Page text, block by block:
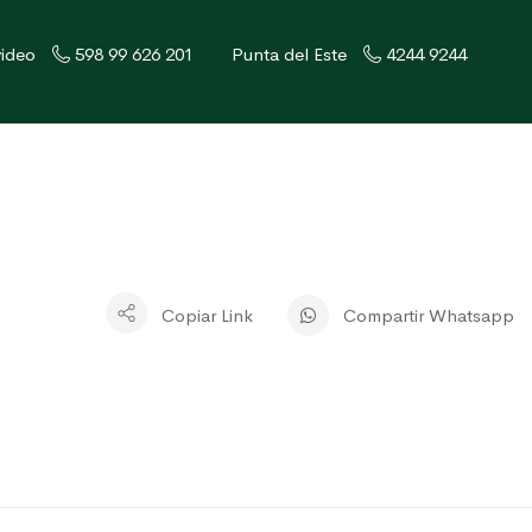
598 99 626 201 Punta del Este 4244 9244
Copiar Link Compartir Whatsapp